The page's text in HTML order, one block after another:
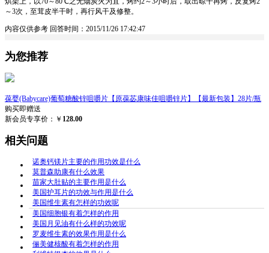
～3次，至茸皮半干时，再行风干及修整。
内容仅供参考 回答时间：2015/11/26 17:42:47
为您推荐
葆婴(Babycare)葡萄糖酸锌咀嚼片【原葆苾康味佳咀嚼锌片】【最新包装】28片/瓶
购买即赠送
新会员专享价：￥ 128.00
相关问题
诺奥钙镁片主要的作用功效是什么
莫普森助康有什么效果
苗家大肚贴的主要作用是什么
美国护耳片的功效与作用是什么
美国维生素有怎样的功效呢
美国细胞银有着怎样的作用
美国月见油有什么样的功效呢
罗麦维生素的效果作用是什么
俪美健核酸有着怎样的作用